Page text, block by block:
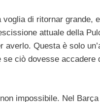
voglia di ritornar grande,
attuale della
Questa è solo
ciò dovesse accadere
impossibile. Nel